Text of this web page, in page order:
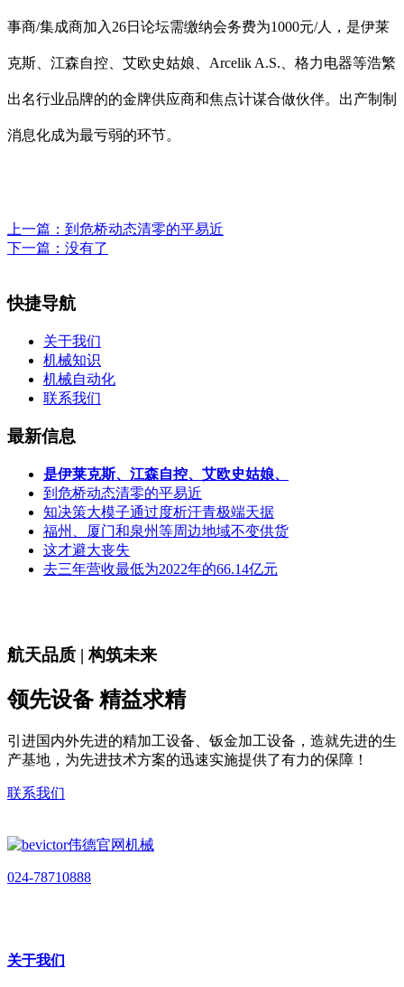
事商/集成商加入26日论坛需缴纳会务费为1000元/人，是伊莱
克斯、江森自控、艾欧史姑娘、Arcelik A.S.、格力电器等浩繁
出名行业品牌的的金牌供应商和焦点计谋合做伙伴。出产制制
消息化成为最亏弱的环节。
上一篇： 到危桥动态清零的平易近
下一篇：没有了
快捷导航
关于我们
机械知识
机械自动化
联系我们
最新信息
是伊莱克斯、江森自控、艾欧史姑娘、
到危桥动态清零的平易近
知决策大模子通过度析汗青极端天据
福州、厦门和泉州等周边地域不变供货
这才避大丧失
去三年营收最低为2022年的66.14亿元
航天品质 | 构筑未来
领先设备 精益求精
引进国内外先进的精加工设备、钣金加工设备，造就先进的生
产基地，为先进技术方案的迅速实施提供了有力的保障！
联系我们
024-78710888
关于我们